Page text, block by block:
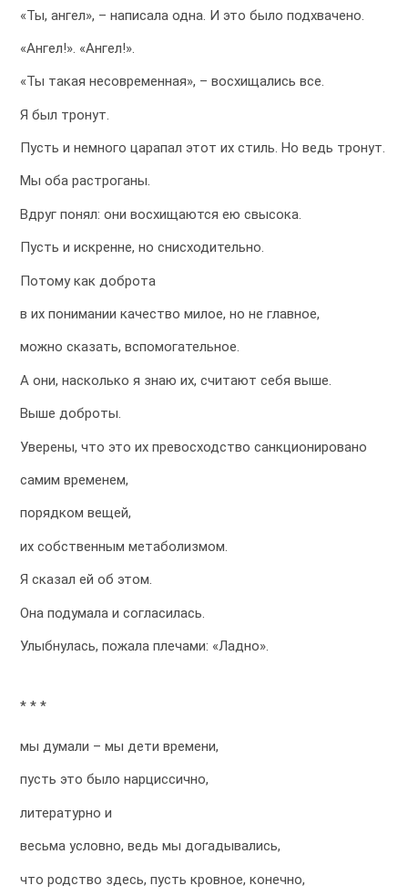
«Ты, ангел», – написала одна. И это было подхвачено.
«Ангел!». «Ангел!».
«Ты такая несовременная», – восхищались все.
Я был тронут.
Пусть и немного царапал этот их стиль. Но ведь тронут.
Мы оба растроганы.
Вдруг понял: они восхищаются ею свысока.
Пусть и искренне, но снисходительно.
Потому как доброта
в их понимании качество милое, но не главное,
можно сказать, вспомогательное.
А они, насколько я знаю их, считают себя выше.
Выше доброты.
Уверены, что это их превосходство санкционировано
самим временем,
порядком вещей,
их собственным метаболизмом.
Я сказал ей об этом.
Она подумала и согласилась.
Улыбнулась, пожала плечами: «Ладно».
* * *
мы думали – мы дети времени,
пусть это было нарциссично,
литературно и
весьма условно, ведь мы догадывались,
что родство здесь, пусть кровное, конечно,